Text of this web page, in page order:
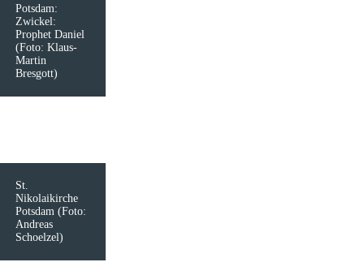
Potsdam:
Zwickel:
Prophet Daniel
(Foto: Klaus-
Martin
Bresgott)
St.
Nikolaikirche
Potsdam (Foto:
Andreas
Schoelzel)